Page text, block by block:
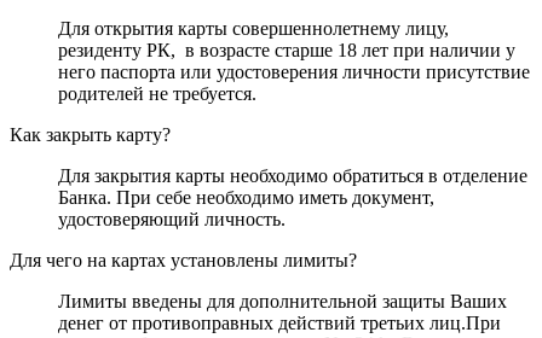
Для открытия карты совершеннолетнему лицу,
резиденту РК, в возрасте старше 18 лет при наличии у
него паспорта или удостоверения личности присутствие
родителей не требуется.
Как закрыть карту?
Для закрытия карты необходимо обратиться в отделение
Банка. При себе необходимо иметь документ,
удостоверяющий личность.
Для чего на картах установлены лимиты?
Лимиты введены для дополнительной защиты Ваших
денег от противоправных действий третьих лиц.При